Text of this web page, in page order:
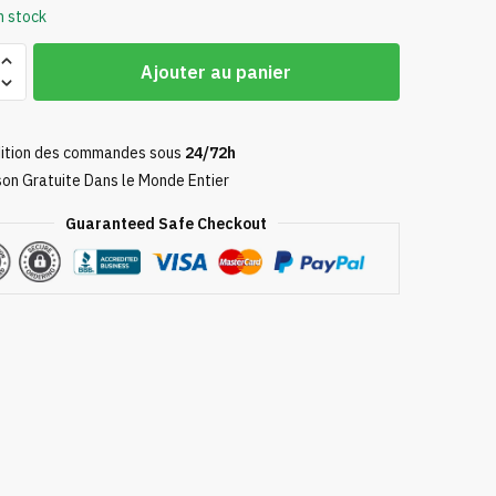
stock
Ajouter au panier
des commandes sous 24/72h
Gratuite Dans le Monde Entier
Guaranteed Safe Checkout